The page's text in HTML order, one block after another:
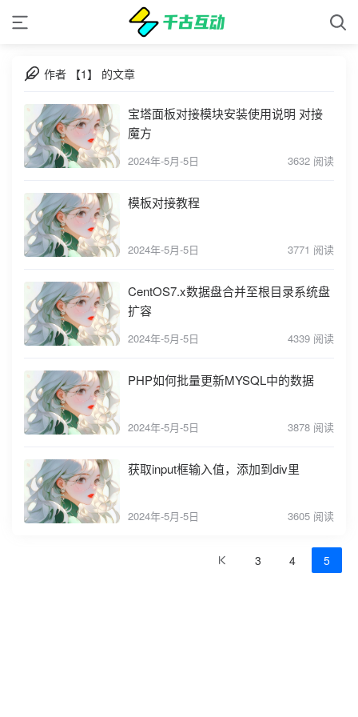
作者 【1】 的文章
宝塔面板对接模块安装使用说明 对接
魔方
2024年-5月-5日 3632 阅读
模板对接教程
2024年-5月-5日 3771 阅读
CentOS7.x数据盘合并至根目录系统盘
扩容
2024年-5月-5日 4339 阅读
PHP如何批量更新MYSQL中的数据
2024年-5月-5日 3878 阅读
获取input框输入值，添加到div里
2024年-5月-5日 3605 阅读
3 4 5